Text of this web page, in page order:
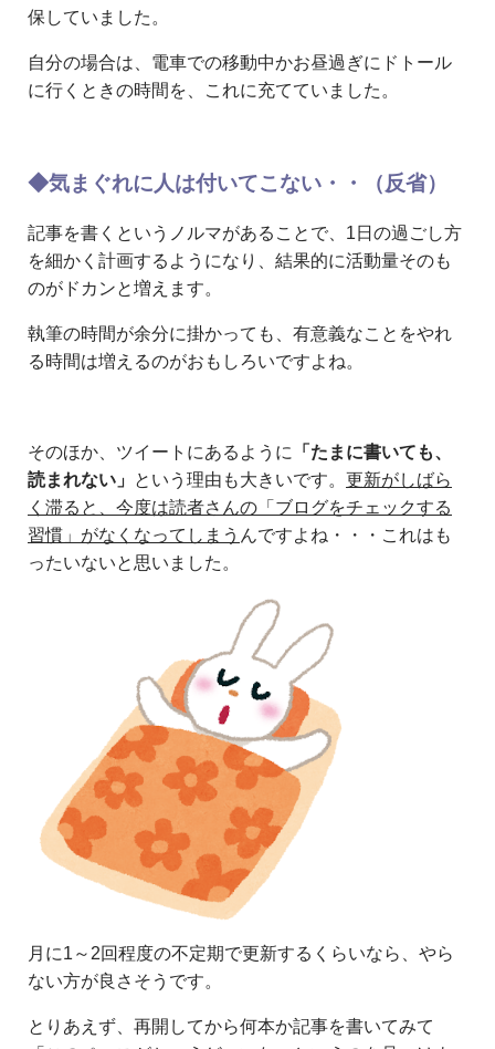
保していました。
自分の場合は、電車での移動中かお昼過ぎにドトール
に行くときの時間を、これに充てていました。
◆気まぐれに人は付いてこない・・（反省）
記事を書くというノルマがあることで、1日の過ごし方
を細かく計画するようになり、結果的に活動量そのも
のがドカンと増えます。
執筆の時間が余分に掛かっても、有意義なことをやれ
る時間は増えるのがおもしろいですよね。
そのほか、ツイートにあるように
「たまに書いても、
読まれない」 という理由も大きいです。 更新がしばら
く滞ると、今度は読者さんの「ブログをチェックする
習慣」がなくなってしまう んですよね・・・これはも
ったいないと思いました。
月に1～2回程度の不定期で更新するくらいなら、やら
ない方が良さそうです。
とりあえず、再開してから何本か記事を書いてみて